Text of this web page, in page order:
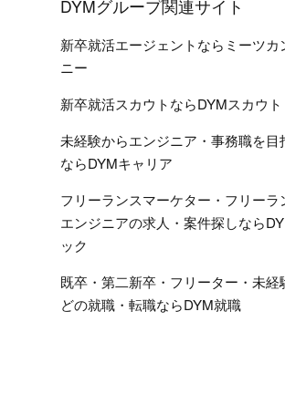
DYMグループ関連サイト
新卒就活エージェントならミーツカ
ニー
新卒就活スカウトならDYMスカウト
未経験からエンジニア・事務職を目
ならDYMキャリア
フリーランスマーケター・フリーラ
エンジニアの求人・案件探しなら
ック
既卒・第二新卒・フリーター・未経
どの就職・転職ならDYM就職